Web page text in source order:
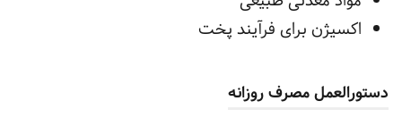
اکسیژن برای فرآیند پخت
دستورالعمل مصرف روزانه